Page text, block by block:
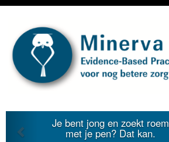
Je bent jong en zoekt roem
met je pen? Dat kan.
Previous